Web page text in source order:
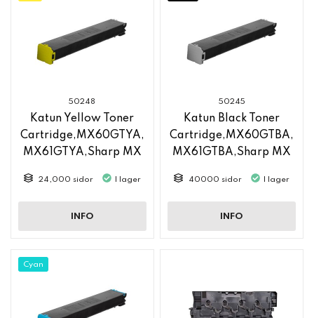
50248
Katun Yellow Toner
Cartridge,MX60GTYA,
MX61GTYA,Sharp MX
24,000 sidor I lager
INFO
50245
Katun Black Toner
Cartridge,MX60GTBA,
MX61GTBA,Sharp MX
40000 sidor I lager
INFO
Cyan